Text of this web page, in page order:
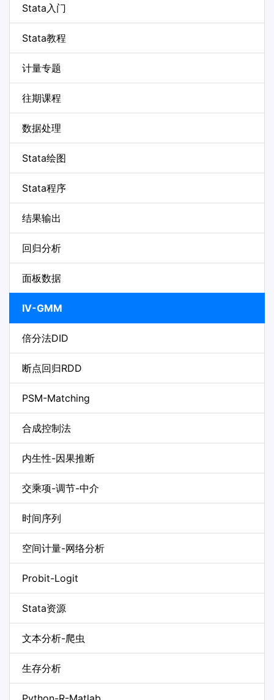
Stata入门
Stata教程
计量专题
往期课程
数据处理
Stata绘图
Stata程序
结果输出
回归分析
面板数据
IV-GMM
倍分法DID
断点回归RDD
PSM-Matching
合成控制法
内生性-因果推断
交乘项-调节-中介
时间序列
空间计量-网络分析
Probit-Logit
Stata资源
文本分析-爬虫
生存分析